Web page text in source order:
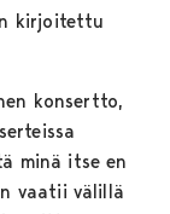
kirjoitettu
konsertto,
minä itse en
vaatii välillä